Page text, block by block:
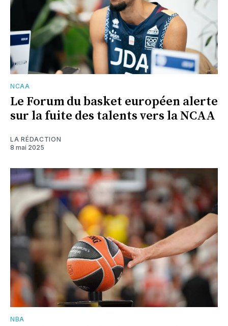
NCAA
Le Forum du basket européen alerte
sur la fuite des talents vers la NCAA
LA RÉDACTION
8 mai 2025
NBA